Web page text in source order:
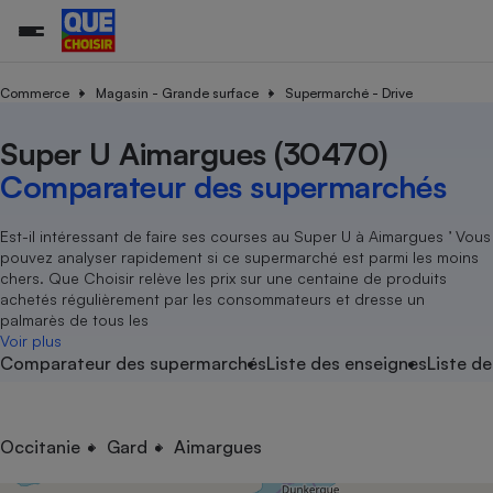
Commerce Magasin - Grande surface Supermarché - Drive
Super U Aimargues (30470)
Comparateur des supermarchés
Est-il intéressant de faire ses courses au Super U à Aimargues ’ Vous
pouvez analyser rapidement si ce supermarché est parmi les moins
chers. Que Choisir relève les prix sur une centaine de produits
achetés régulièrement par les consommateurs et dresse un
palmarès de tous les
Voir plus
Comparateur des supermarchésListe des enseignesListe
Occitanie Gard Aimargues
Magasin - Grande surface
Méthode de vente -
Organismes de défense
Système judiciairegratuit
Déchet
Achat - Vente - Travaux
Location
Sport
électrique
Démarche administrative
Senior
Service marchand
Train
Transport aérien
Toutes les actualités
Enquêtes
Guides d'achat
Conseils
Brèves
Tous les services
Soumettre un litige
Lettres types
Rencontrer une association locale
Tous nos combats
Nos actions
Nos grandes victoires
Les billets de la présidente
Nos associations locales
Nous rejoindre
En savoir plus sur Que Choisir Ensemble
L’association
Nos missions
Notre méthodologie
Notre financement
Nos partenaires
Nous rejoindre